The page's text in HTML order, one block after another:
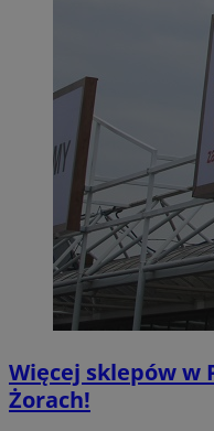
Więcej sklepów w
Żorach!